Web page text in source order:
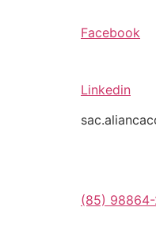
Facebook
Linkedin
(85)